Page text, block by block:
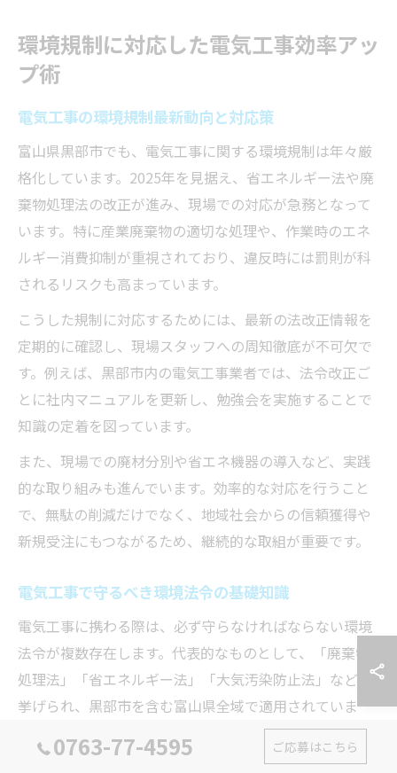
環境規制に対応した電気工事効率アッ
プ術
電気工事の環境規制最新動向と対応策
富山県黒部市でも、電気工事に関する環境規制は年々厳
格化しています。2025年を見据え、省エネルギー法や廃
棄物処理法の改正が進み、現場での対応が急務となって
います。特に産業廃棄物の適切な処理や、作業時のエネ
ルギー消費抑制が重視されており、違反時には罰則が科
されるリスクも高まっています。
こうした規制に対応するためには、最新の法改正情報を
定期的に確認し、現場スタッフへの周知徹底が不可欠で
す。例えば、黒部市内の電気工事業者では、法令改正ご
とに社内マニュアルを更新し、勉強会を実施することで
知識の定着を図っています。
また、現場での廃材分別や省エネ機器の導入など、実践
的な取り組みも進んでいます。効率的な対応を行うこと
で、無駄の削減だけでなく、地域社会からの信頼獲得や
新規受注にもつながるため、継続的な取組が重要です。
電気工事で守るべき環境法令の基礎知識
電気工事に携わる際は、必ず守らなければならない環境
法令が複数存在します。代表的なものとして、「廃棄物
処理法」「省エネルギー法」「大気汚染防止法」などが
挙げられ、黒部市を含む富山県全域で適用されていま
例えば、工事現場から出る産業廃棄物は、法令に基づき
0763-77-4595 ご応募はこちら